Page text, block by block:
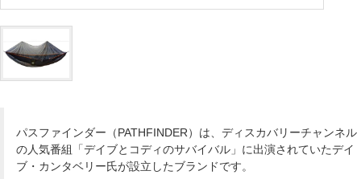
パスファインダー（PATHFINDER）は、ディスカバリーチャンネル
の人気番組「デイブとコディのサバイバル」に出演されていたデイ
ブ・カンタベリー氏が設立したブランドです。